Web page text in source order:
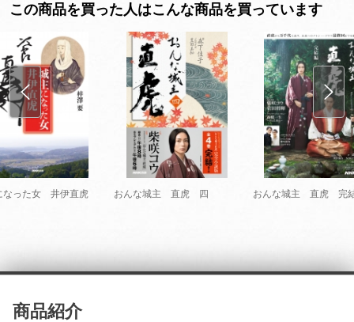
この商品を買った人はこんな商品を買っています
なった女 井伊直虎 おんな城主 直虎 四 おんな城主 直虎 完
商品紹介